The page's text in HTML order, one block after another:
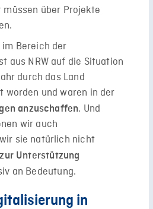
über Projekte
Bereich der
aus NRW auf die Situation
durch das Land
und waren in der
anzuschaffen. Und
wir auch
sie natürlich nicht
Unterstützung
an Bedeutung.
in